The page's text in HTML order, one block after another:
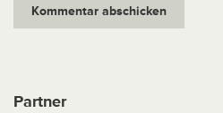
Partner